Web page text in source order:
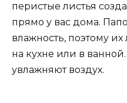
перистые листья
прямо у вас дома.
влажность, поэтому
на кухне или в
увлажняют воздух.